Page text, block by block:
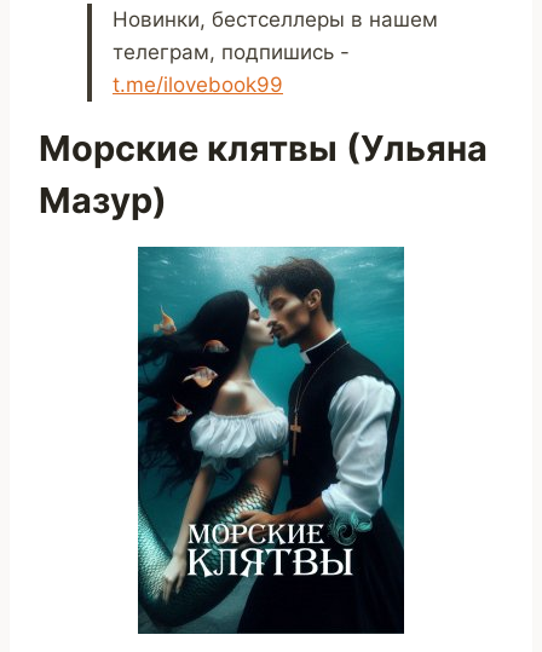
Новинки, бестселлеры в нашем
телеграм, подпишись -
t.me/ilovebook99
Морские клятвы (Ульяна
Мазур)